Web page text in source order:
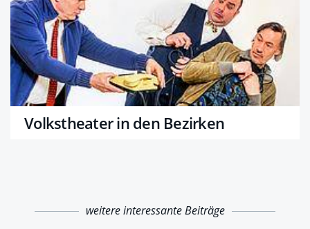
Volkstheater in den Bezirken
weitere interessante Beiträge